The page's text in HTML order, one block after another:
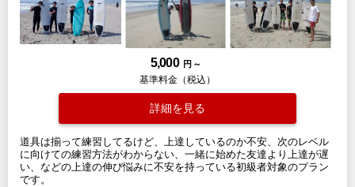
5,000 円 ～
基準料金（税込）
詳細を見る
道具は揃って練習してるけど、上達しているのか不安、次のレベル
に向けての練習方法がわからない、一緒に始めた友達より上達が遅
い、などの上達の伸び悩みに不安を持っている初級者対象のプラン
です。